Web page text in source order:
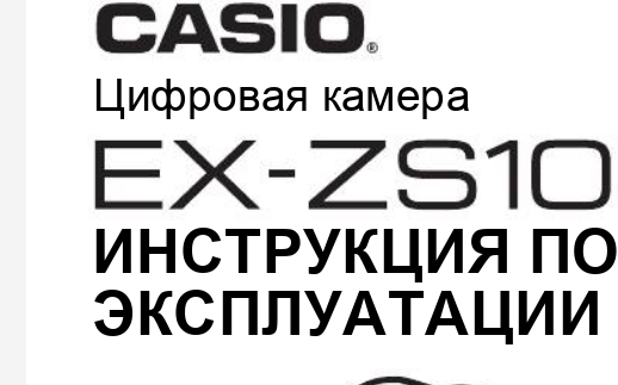
Цифровая камера
ИНСТРУКЦИЯ ПО
ЭКСПЛУАТАЦИИ